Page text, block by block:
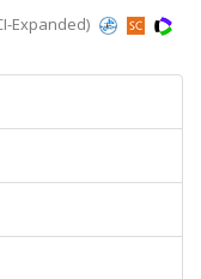
Expanded)